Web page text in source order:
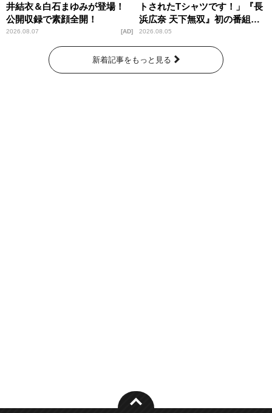
井結衣＆白石まゆみが登場！
公開収録で素顔全開！
2026.08.07 AD
トされたTシャツです！」『長
浜広奈 天下無双』初の番組グ
ッズ発売
2026.08.05
新着記事をもっと見る